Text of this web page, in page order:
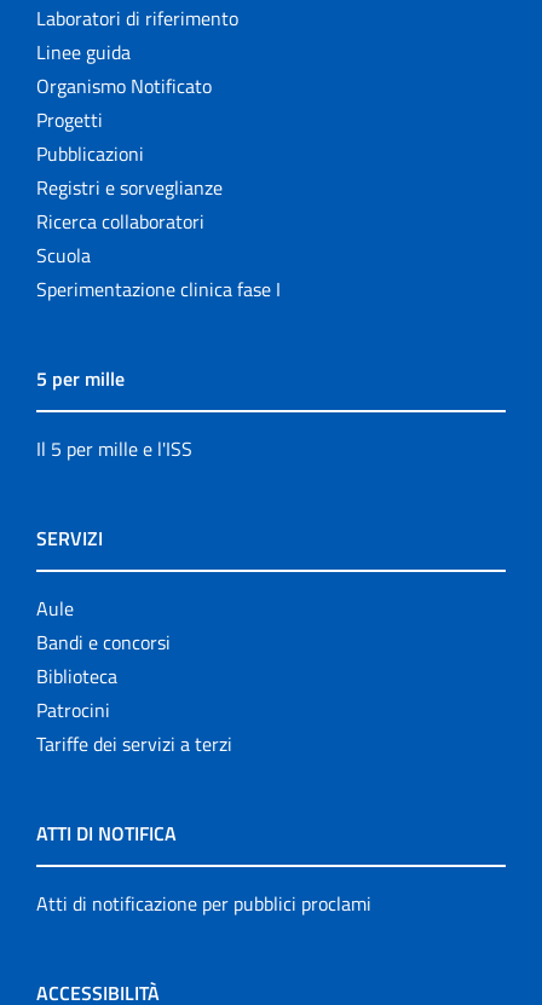
Laboratori di riferimento
Linee guida
Organismo Notificato
Progetti
Pubblicazioni
Registri e sorveglianze
Ricerca collaboratori
Scuola
Sperimentazione clinica fase I
5 per mille
Il 5 per mille e l'ISS
SERVIZI
Aule
Bandi e concorsi
Biblioteca
Patrocini
Tariffe dei servizi a terzi
ATTI DI NOTIFICA
Atti di notificazione per pubblici proclami
ACCESSIBILITÀ